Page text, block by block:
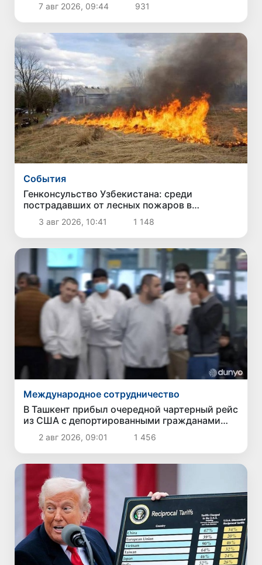
7 авг 2026, 09:44 931
Cобытия
Генконсульство Узбекистана: среди
пострадавших от лесных пожаров в
американском штате Вашингтон граждан
Узбекистана нет
3 авг 2026, 10:41 1 148
Международное сотрудничество
В Ташкент прибыл очередной чартерный рейс
из США с депортированными гражданами
Узбекистана
2 авг 2026, 09:01 1 456